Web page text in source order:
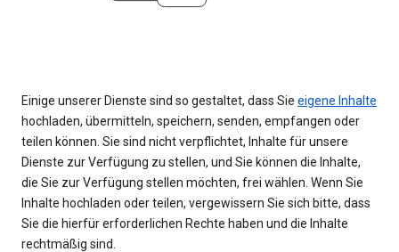
Einige unserer Dienste sind so gestaltet, dass Sie eigene Inhalte
hochladen, übermitteln, speichern, senden, empfangen oder
teilen können. Sie sind nicht verpflichtet, Inhalte für unsere
Dienste zur Verfügung zu stellen, und Sie können die Inhalte,
die Sie zur Verfügung stellen möchten, frei wählen. Wenn Sie
Inhalte hochladen oder teilen, vergewissern Sie sich bitte, dass
Sie die hierfür erforderlichen Rechte haben und die Inhalte
rechtmäßig sind.